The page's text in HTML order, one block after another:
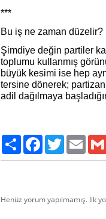
***
Bu iş ne zaman düzelir?
Şimdiye değin partiler
toplumu kullanmış
büyük kesimi ise hep
tersine dönerek;
adil dağılmaya
Paylaş FacebookTwitter Email
Henüz yorum yapılmamış. İlk